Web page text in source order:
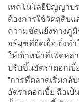
เทคโนโลยีปัญญาปร
ต้องการใช้วัตถุดิบ
ความขัดแย้งทางภู
อร์มุซที่ยืดเยื้อ ยิ่งท
ให้เจ้าหน้าที่เฟดห
ปรับขึ้นอัตราดอกเบี้
"การที่ตลาดเริ่มกลั
อัตราดอกเบี้ย ถือเ